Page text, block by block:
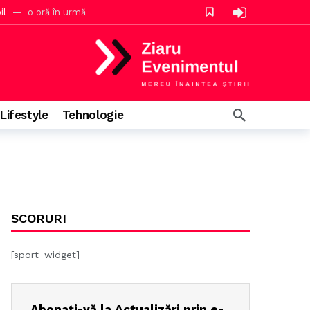
o oră în urmă
Lifestyle Tehnologie
SCORURI
[sport_widget]